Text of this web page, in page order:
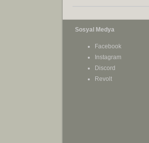
Sosyal Medya
Facebook
Instagram
Discord
Revolt